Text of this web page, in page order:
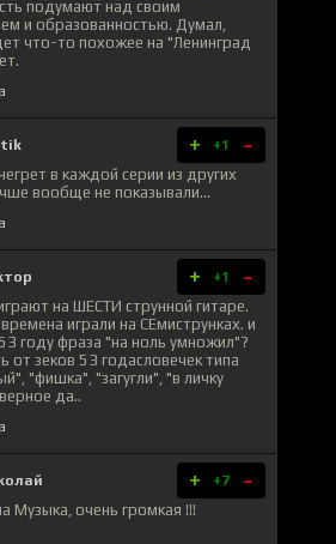
подумают над своим
и образованностью. Думал,
что-то похожее на "Ленинград
+ +1 -
в каждой серии из других
вообще не показывали...
+ +1 -
на ШЕСТИ струнной гитаре.
играли на СЕмиструнках. и
году фраза "на ноль умножил"?
от зеков 53 годасловечек типа
"фишка", "загугли", "в личку
да..
+ +7 -
Музыка, очень громкая !!!